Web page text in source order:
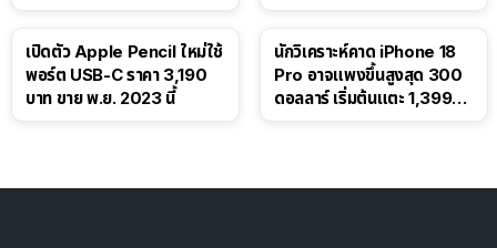
เปิดตัว Apple Pencil ใหม่ใช้
พอร์ต USB-C ราคา 3,190
บาท ขาย พ.ย. 2023 นี้
นักวิเคราะห์คาด iPhone 18
Pro อาจแพงขึ้นสูงสุด 300
ดอลลาร์ เริ่มต้นแตะ 1,399